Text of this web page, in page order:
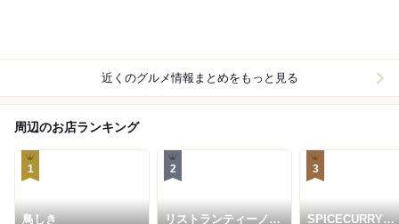
近くのグルメ情報まとめをもっと見る
周辺のお店ランキング
1
鳥しき
2
リストランティーノ
3
SPICECURRY